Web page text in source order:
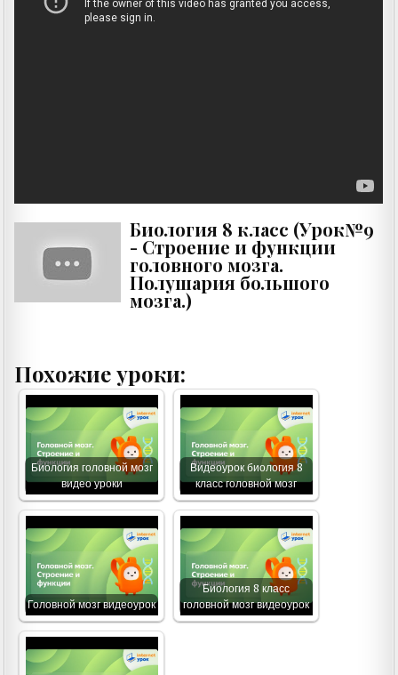
Биология 8 класс (Урок№9
- Строение и функции
головного мозга.
Полушария большого
мозга.)
Похожие уроки:
Биология головной мозг
видео уроки
Видеоурок биология 8
класс головной мозг
Головной мозг видеоурок
Биология 8 класс
головной мозг видеоурок